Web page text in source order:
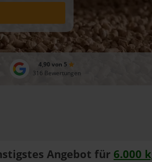
4,90 von 5
316 Bewertungen
Angebot für 6.000